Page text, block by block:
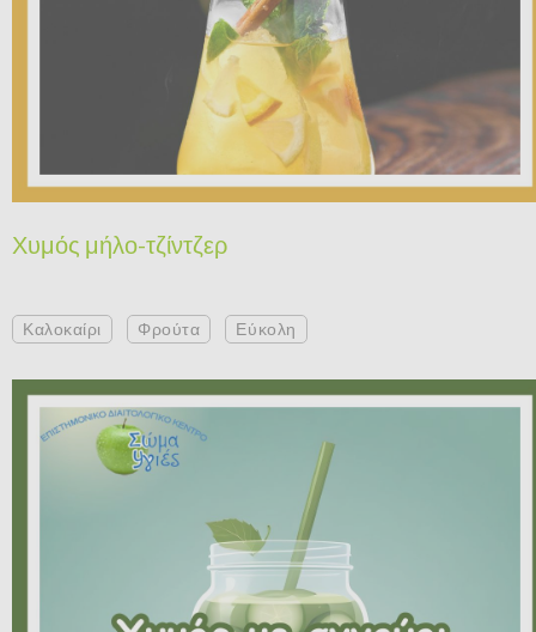
Χυμός μήλο-τζίντζερ
Καλοκαίρι Φρούτα Εύκολη